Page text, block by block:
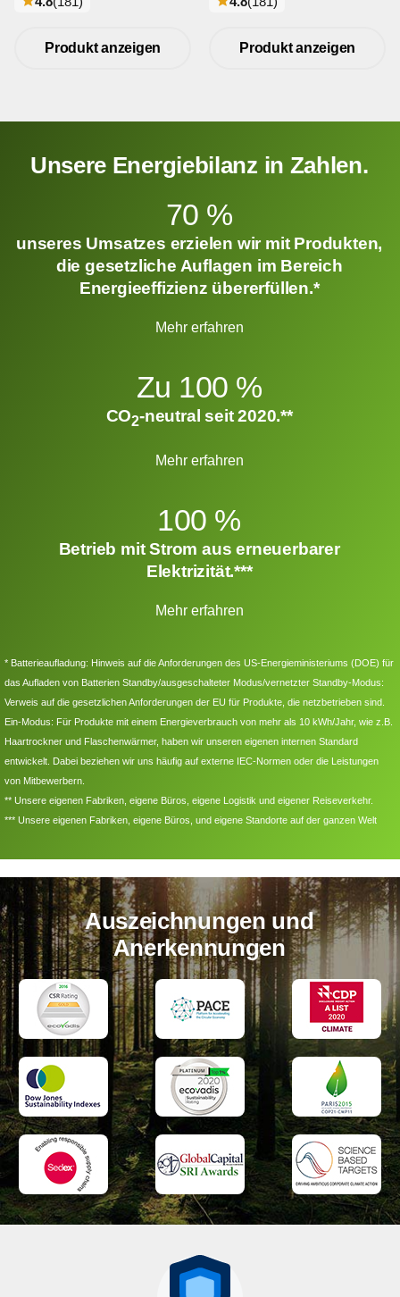
Produkt anzeigen Produkt anzeigen
Unsere Energiebilanz in Zahlen.
70 %
unseres Umsatzes erzielen wir mit Produkten,
die gesetzliche Auflagen im Bereich
Energieeffizienz übererfüllen.*
Mehr erfahren
Zu 100 %
CO2-neutral seit 2020.**
Mehr erfahren
100 %
Betrieb mit Strom aus erneuerbarer
Elektrizität.***
Mehr erfahren
* Batterieaufladung: Hinweis auf die Anforderungen des US-Energieministeriums (DOE) für
das Aufladen von Batterien Standby/ausgeschalteter Modus/vernetzter Standby-Modus:
Verweis auf die gesetzlichen Anforderungen der EU für Produkte, die netzbetrieben sind.
Ein-Modus: Für Produkte mit einem Energieverbrauch von mehr als 10 kWh/Jahr, wie z.B.
Haartrockner und Flaschenwärmer, haben wir unseren eigenen internen Standard
entwickelt. Dabei beziehen wir uns häufig auf externe IEC-Normen oder die Leistungen
von Mitbewerbern.
** Unsere eigenen Fabriken, eigene Büros, eigene Logistik und eigener Reiseverkehr.
*** Unsere eigenen Fabriken, eigene Büros, und eigene Standorte auf der ganzen Welt
Auszeichnungen und
Anerkennungen